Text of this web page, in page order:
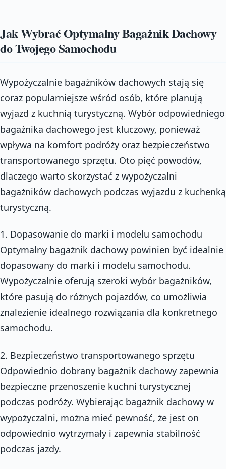
Jak Wybrać Optymalny Bagażnik Dachowy
do Twojego Samochodu
Wypożyczalnie bagażników dachowych stają się
coraz popularniejsze wśród osób, które planują
wyjazd z kuchnią turystyczną. Wybór odpowiedniego
bagażnika dachowego jest kluczowy, ponieważ
wpływa na komfort podróży oraz bezpieczeństwo
transportowanego sprzętu. Oto pięć powodów,
dlaczego warto skorzystać z wypożyczalni
bagażników dachowych podczas wyjazdu z kuchenką
turystyczną.
1. Dopasowanie do marki i modelu samochodu
Optymalny bagażnik dachowy powinien być idealnie
dopasowany do marki i modelu samochodu.
Wypożyczalnie oferują szeroki wybór bagażników,
które pasują do różnych pojazdów, co umożliwia
znalezienie idealnego rozwiązania dla konkretnego
samochodu.
2. Bezpieczeństwo transportowanego sprzętu
Odpowiednio dobrany bagażnik dachowy zapewnia
bezpieczne przenoszenie kuchni turystycznej
podczas podróży. Wybierając bagażnik dachowy w
wypożyczalni, można mieć pewność, że jest on
odpowiednio wytrzymały i zapewnia stabilność
podczas jazdy.